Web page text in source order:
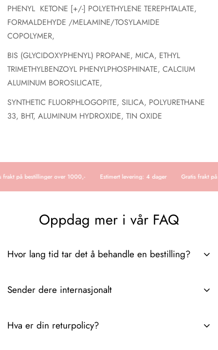
PHENYL KETONE [+/-] POLYETHYLENE TEREPHTALATE,
FORMALDEHYDE /MELAMINE/TOSYLAMIDE
COPOLYMER,
BIS (GLYCIDOXYPHENYL) PROPANE, MICA, ETHYL
TRIMETHYLBENZOYL PHENYLPHOSPHINATE, CALCIUM
ALUMINUM BOROSILICATE,
SYNTHETIC FLUORPHLOGOPITE, SILICA, POLYURETHANE
33, BHT, ALUMINUM HYDROXIDE, TIN OXIDE
på bestillinger over 1000,- Estimert levering: 4 dager Gratis frakt
Oppdag mer i vår FAQ
Hvor lang tid tar det å behandle en bestilling?
hos deg. Hvis du trenger ytterligere detaljer angående
Sender dere internasjonalt
om fraktpriser, leveringstider eller regioner som dekkes, gi oss
Hva er din returpolicy?